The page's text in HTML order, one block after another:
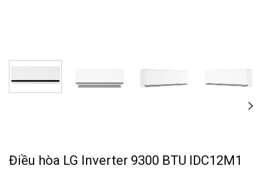
Điều hòa LG Inverter 9300 BTU IDC12M1